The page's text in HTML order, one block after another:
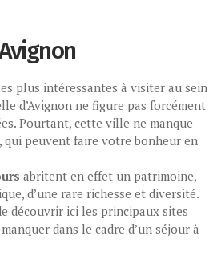
plus intéressantes à visiter au sein
d’Avignon ne figure pas forcément
Pourtant, cette ville ne manque
qui peuvent faire votre bonheur en
abritent en effet un patrimoine,
d’une rare richesse et diversité.
découvrir ici les principaux sites
dans le cadre d’un séjour à